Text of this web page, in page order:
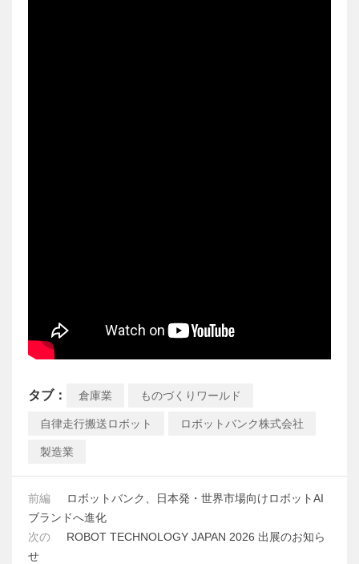
タブ： 倉庫業 ものづくりワールド
自律走行搬送ロボット ロボットバンク株式会社
製造業
前編
ロボットバンク、日本発・世界市場向けロボットAI
ブランドへ進化
次の
ROBOT TECHNOLOGY JAPAN 2026 出展のお知ら
せ